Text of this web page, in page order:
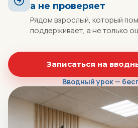
а не проверяет
Рядом взрослый, который
поддерживает, а не только
Записаться на
Вводный урок —